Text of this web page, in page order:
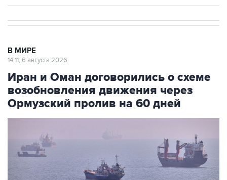
В МИРЕ
14:11, 6 августа 2026
Иран и Оман договорились о схеме
возобновления движения через
Ормузский пролив на 60 дней